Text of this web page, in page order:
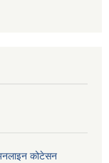
अनलाइन कोटेसन